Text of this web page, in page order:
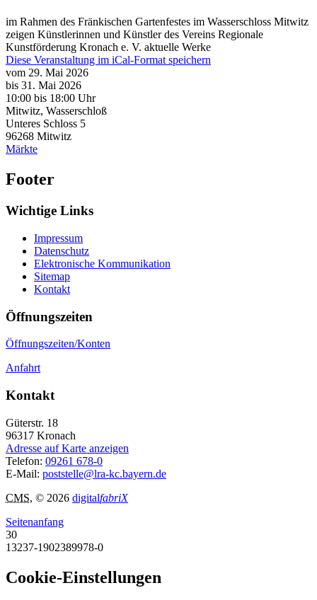
im Rahmen des Fränkischen Gartenfestes im Wasserschloss Mitwitz
zeigen Künstlerinnen und Künstler des Vereins Regionale
Kunstförderung Kronach e. V. aktuelle Werke
Diese Veranstaltung im iCal-Format speichern
vom 29. Mai 2026
bis 31. Mai 2026
10:00 bis 18:00 Uhr
Mitwitz, Wasserschloß
Unteres Schloss 5
96268 Mitwitz
Märkte
Footer
Wichtige Links
Impressum
Datenschutz
Elektronische Kommunikation
Sitemap
Kontakt
Öffnungszeiten
Öffnungszeiten/Konten
Anfahrt
Kontakt
Güterstr. 18
96317 Kronach
Adresse auf Karte anzeigen
Telefon: 09261 678-0
E-Mail: poststelle@lra-kc.bayern.de
CMS, © 2026 digitalfabriX
Seitenanfang
30
13237-1902389978-0
Cookie-Einstellungen